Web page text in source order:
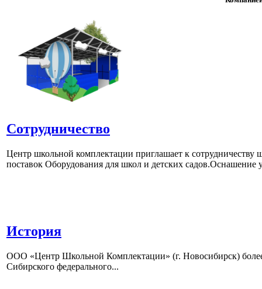
Сотрудничество
Центр школьной комплектации приглашает к
поставок Оборудования для школ и детских
История
ООО «Центр Школьной Комплектации» (г. Новосибирск) более
Сибирского федерального...